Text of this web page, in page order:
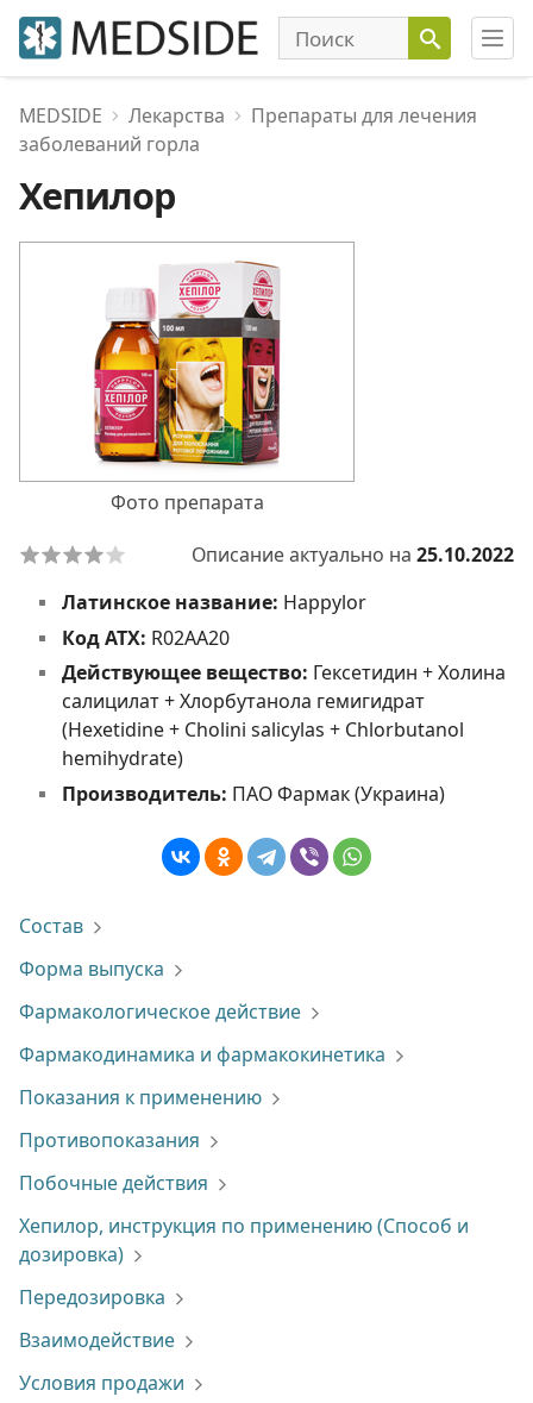
MEDSIDE Лекарства
Препараты для лечения
заболеваний горла
Хепилор
Фото препарата
Описание актуально на 25.10.2022
Латинское название: Happylor
Код АТХ: R02AA20
Действующее вещество: Гексетидин + Холина
салицилат + Хлорбутанола гемигидрат
(Hexetidine + Cholini salicylas + Chlorbutanol
hemihydrate)
Производитель: ПАО Фармак (Украина)
Состав
Форма выпуска
Фармакологическое действие
Фармакодинамика и фармакокинетика
Показания к применению
Противопоказания
Побочные действия
Хепилор, инструкция по применению (Способ и
дозировка)
Передозировка
Взаимодействие
Условия продажи